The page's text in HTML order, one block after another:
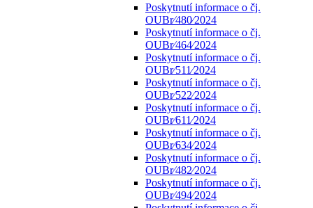
Poskytnutí informace o čj.
OUBr⁄480⁄2024
Poskytnutí informace o čj.
OUBr⁄464⁄2024
Poskytnutí informace o čj.
OUBr⁄511⁄2024
Poskytnutí informace o čj.
OUBr⁄522⁄2024
Poskytnutí informace o čj.
OUBr⁄611⁄2024
Poskytnutí informace o čj.
OUBr⁄634⁄2024
Poskytnutí informace o čj.
OUBr⁄482⁄2024
Poskytnutí informace o čj.
OUBr⁄494⁄2024